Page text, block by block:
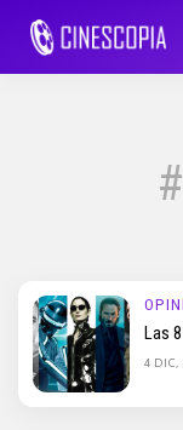
Las
4 DIC,